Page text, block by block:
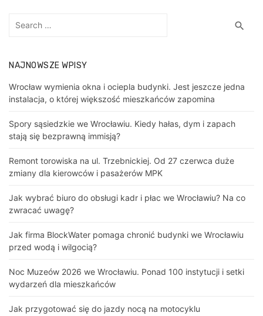
Search
search
NAJNOWSZE WPISY
Wrocław wymienia okna i ociepla budynki. Jest jeszcze jedna
instalacja, o której większość mieszkańców zapomina
Spory sąsiedzkie we Wrocławiu. Kiedy hałas, dym i zapach
stają się bezprawną immisją?
Remont torowiska na ul. Trzebnickiej. Od 27 czerwca duże
zmiany dla kierowców i pasażerów MPK
Jak wybrać biuro do obsługi kadr i płac we Wrocławiu? Na co
zwracać uwagę?
Jak firma BlockWater pomaga chronić budynki we Wrocławiu
przed wodą i wilgocią?
Noc Muzeów 2026 we Wrocławiu. Ponad 100 instytucji i setki
wydarzeń dla mieszkańców
Jak przygotować się do jazdy nocą na motocyklu